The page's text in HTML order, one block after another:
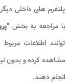
پلتفرم های داخلی
با مراجعه به بخش "
توانند اطلاعات مربوط
مشاهده کرده و بدون
انجام دهند.